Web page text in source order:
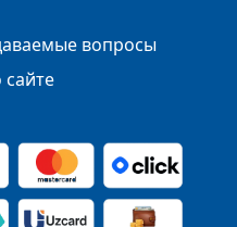
вопросы